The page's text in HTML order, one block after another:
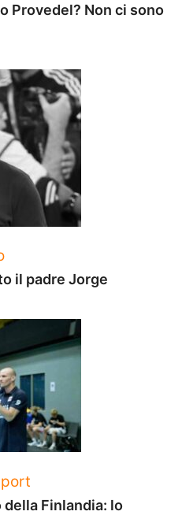
Provedel? Non ci sono
il padre Jorge
Finlandia: lo